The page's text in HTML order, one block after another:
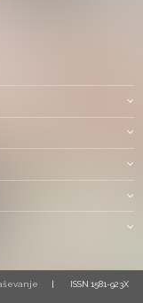
ISSN 1581-923X